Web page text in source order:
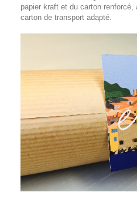
papier kraft et du carton
carton de transport adapté.